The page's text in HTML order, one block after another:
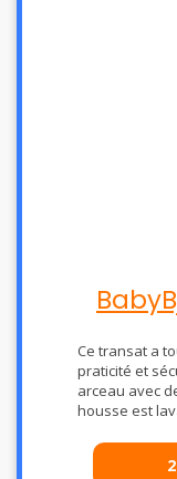
Ce transat a
praticité et
arceau avec
housse est